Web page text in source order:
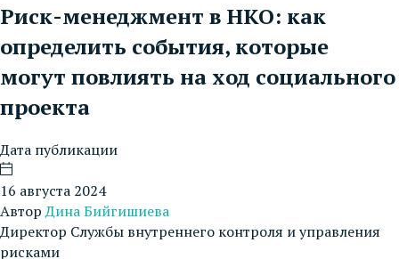
Риск-менеджмент в НКО: как
определить события, которые
могут повлиять на ход социального
проекта
Дата публикации
16 августа 2024
Автор Дина Бийгишиева
Директор Службы внутреннего контроля и управления
рисками